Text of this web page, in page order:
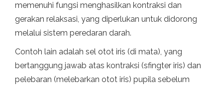
memenuhi fungsi menghasilkan kontraksi dan
gerakan relaksasi, yang diperlukan untuk didorong
melalui sistem peredaran darah.
Contoh lain adalah sel otot iris (di mata), yang
bertanggung jawab atas kontraksi (sfingter iris) dan
pelebaran (melebarkan otot iris) pupila sebelum